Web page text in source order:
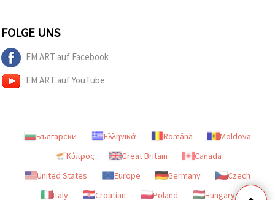
FOLGE UNS
EM ART auf Facebook
EM ART auf YouTube
Български Ελληνικά Română
Moldova
Κύπρος
Great Britain
Canada
United States
Europe Germany
Czech
Italy
Croatian Poland Hungary